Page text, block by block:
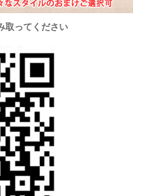
取ってください